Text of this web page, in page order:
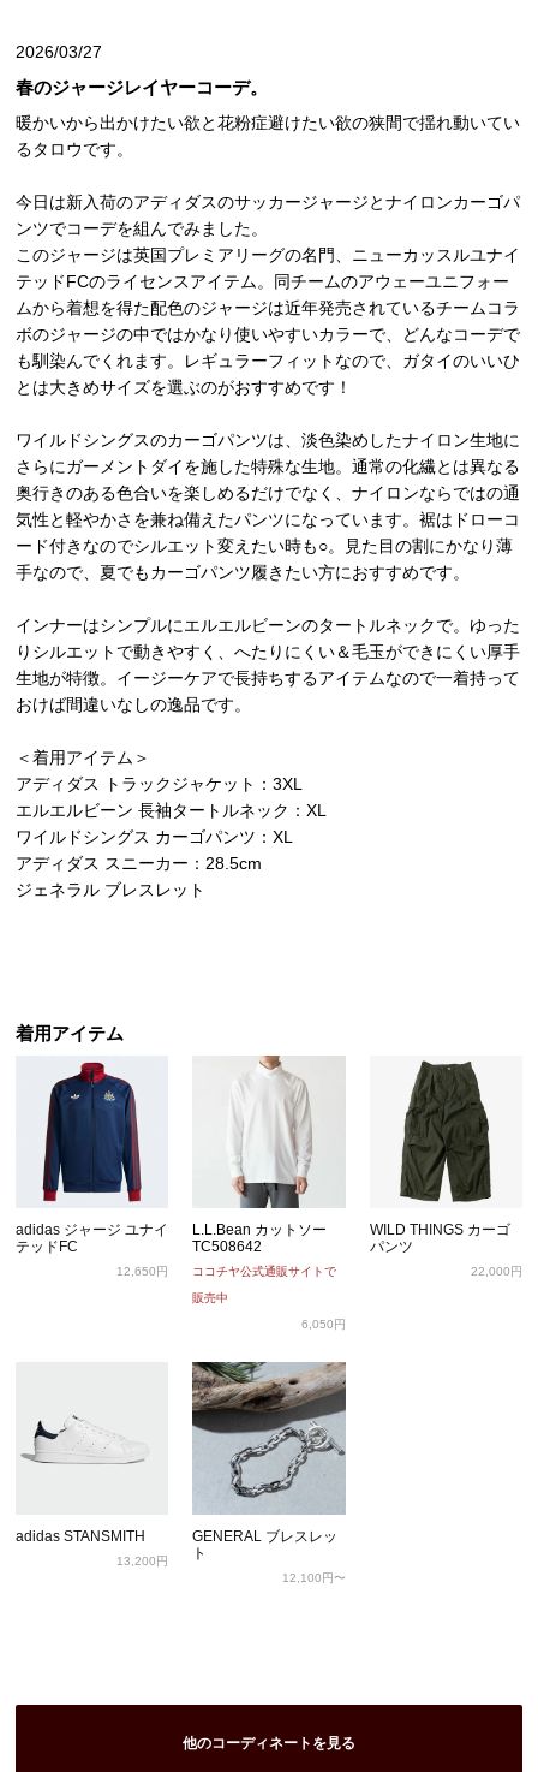
2026/03/27
春のジャージレイヤーコーデ。
暖かいから出かけたい欲と花粉症避けたい欲の狭間で揺れ動いてい
るタロウです。
今日は新入荷のアディダスのサッカージャージとナイロンカーゴパ
ンツでコーデを組んでみました。
このジャージは英国プレミアリーグの名門、ニューカッスルユナイ
テッドFCのライセンスアイテム。同チームのアウェーユニフォー
ムから着想を得た配色のジャージは近年発売されているチームコラ
ボのジャージの中ではかなり使いやすいカラーで、どんなコーデで
も馴染んでくれます。レギュラーフィットなので、ガタイのいいひ
とは大きめサイズを選ぶのがおすすめです！
ワイルドシングスのカーゴパンツは、淡色染めしたナイロン生地に
さらにガーメントダイを施した特殊な生地。通常の化繊とは異なる
奥行きのある色合いを楽しめるだけでなく、ナイロンならではの通
気性と軽やかさを兼ね備えたパンツになっています。裾はドローコ
ード付きなのでシルエット変えたい時も○。見た目の割にかなり薄
手なので、夏でもカーゴパンツ履きたい方におすすめです。
インナーはシンプルにエルエルビーンのタートルネックで。ゆった
りシルエットで動きやすく、へたりにくい＆毛玉ができにくい厚手
生地が特徴。イージーケアで長持ちするアイテムなので一着持って
おけば間違いなしの逸品です。
＜着用アイテム＞
アディダス トラックジャケット：3XL
エルエルビーン 長袖タートルネック：XL
ワイルドシングス カーゴパンツ：XL
アディダス スニーカー：28.5cm
ジェネラル ブレスレット
着用アイテム
adidas ジャージ ユナイ
テッドFC
12,650円
L.L.Bean カットソー
TC508642
ココチヤ公式通販サイトで
販売中
6,050円
WILD THINGS カーゴ
パンツ
22,000円
adidas STANSMITH
13,200円
GENERAL ブレスレッ
ト
12,100円〜
他のコーディネートを見る